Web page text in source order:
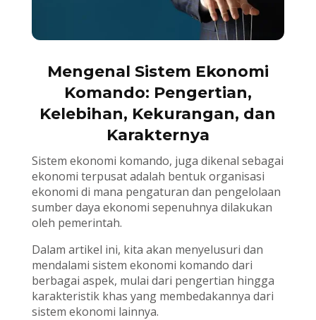
Mengenal Sistem Ekonomi
Komando: Pengertian,
Kelebihan, Kekurangan, dan
Karakternya
Sistem ekonomi komando, juga dikenal sebagai
ekonomi terpusat adalah bentuk organisasi
ekonomi di mana pengaturan dan pengelolaan
sumber daya ekonomi sepenuhnya dilakukan
oleh pemerintah.
Dalam artikel ini, kita akan menyelusuri dan
mendalami sistem ekonomi komando dari
berbagai aspek, mulai dari pengertian hingga
karakteristik khas yang membedakannya dari
sistem ekonomi lainnya.